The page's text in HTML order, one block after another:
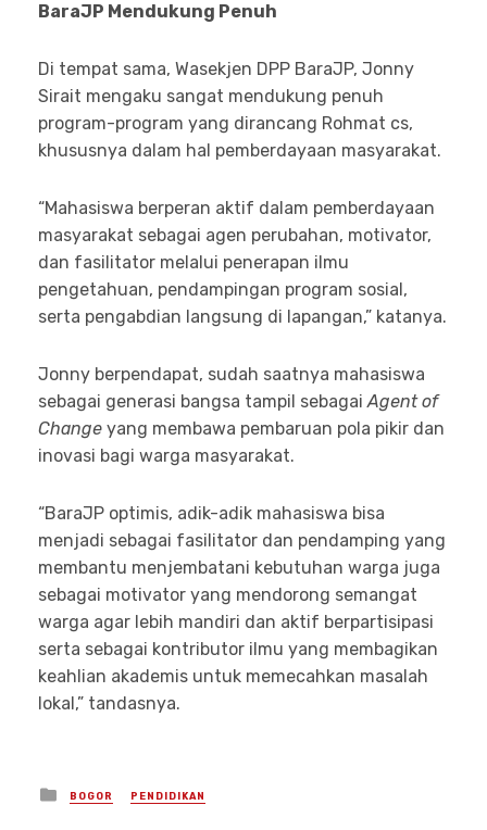
BaraJP Mendukung Penuh
Di tempat sama, Wasekjen DPP BaraJP, Jonny
Sirait mengaku sangat mendukung penuh
program-program yang dirancang Rohmat cs,
khususnya dalam hal pemberdayaan masyarakat.
“Mahasiswa berperan aktif dalam pemberdayaan
masyarakat sebagai agen perubahan, motivator,
dan fasilitator melalui penerapan ilmu
pengetahuan, pendampingan program sosial,
serta pengabdian langsung di lapangan,” katanya.
Jonny berpendapat, sudah saatnya mahasiswa
sebagai generasi bangsa tampil sebagaiAgent of
Change yang membawa pembaruan pola pikir dan
inovasi bagi warga masyarakat.
“BaraJP optimis, adik-adik mahasiswa bisa
menjadi sebagai fasilitator dan pendamping yang
membantu menjembatani kebutuhan warga juga
sebagai motivator yang mendorong semangat
warga agar lebih mandiri dan aktif berpartisipasi
serta sebagai kontributor ilmu yang membagikan
keahlian akademis untuk memecahkan masalah
lokal,” tandasnya.
Posted
in
BOGOR PENDIDIKAN